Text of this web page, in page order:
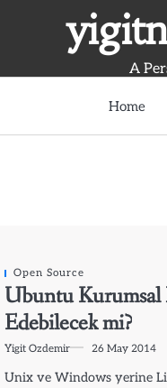
A
Home
Open Source
Ubuntu
Edebilecek mi?
Yigit Ozdemir 26 May 2014
Unix ve Windows yerine